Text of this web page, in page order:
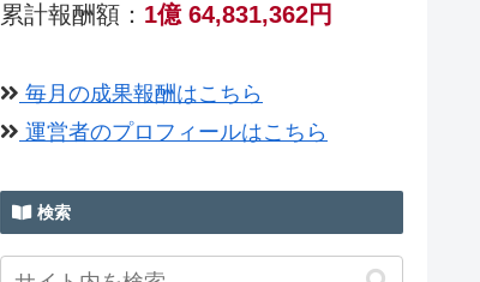
累計報酬額： 1億 64,831,362円
毎月の成果報酬はこちら
運営者のプロフィールはこちら
検索